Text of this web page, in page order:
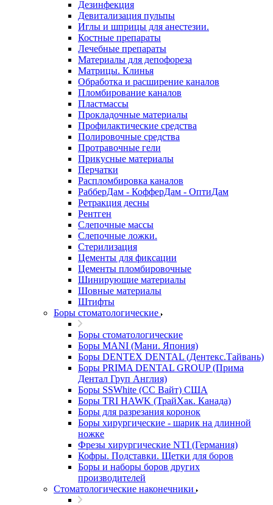
Дезинфекция
Девитализация пульпы
Иглы и шприцы для анестезии.
Костные препараты
Лечебные препараты
Материалы для депофореза
Матрицы. Клинья
Обработка и расширение каналов
Пломбирование каналов
Пластмассы
Прокладочные материалы
Профилактические средства
Полировочные средства
Протравочные гели
Прикусные материалы
Перчатки
Распломбировка каналов
РабберДам - КофферДам - ОптиДам
Ретракция десны
Рентген
Слепочные массы
Слепочные ложки.
Стерилизация
Цементы для фиксации
Цементы пломбировочные
Шинирующие материалы
Шовные материалы
Штифты
Боры стоматологические
Боры стоматологические
Боры MANI (Мани. Япония)
Боры DENTEX DENTAL (Дентекс.Тайвань)
Боры PRIMA DENTAL GROUP (Прима
Дентал Груп Англия)
Боры SSWhite (СС Вайт) США
Боры TRI HAWK (ТрайХак. Канада)
Боры для разрезания коронок
Боры хирургические - шарик на длинной
ножке
Фрезы хирургические NTI (Германия)
Кофры. Подставки. Щетки для боров
Боры и наборы боров других
производителей
Стоматологические наконечники